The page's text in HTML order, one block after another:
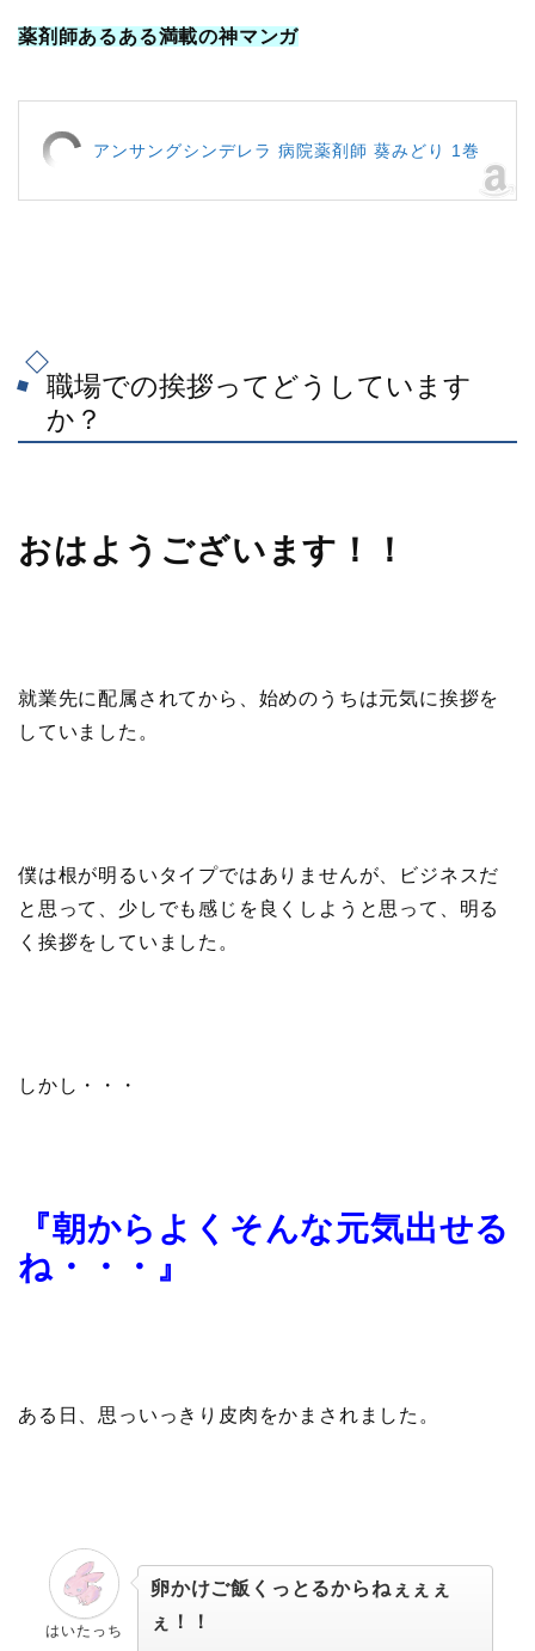
薬剤師あるある満載の神マンガ
アンサングシンデレラ 病院薬剤師 葵みどり 1巻
職場での挨拶ってどうしています
か？
おはようございます！！
就業先に配属されてから、始めのうちは元気に挨拶を
していました。
僕は根が明るいタイプではありませんが、
ビジネスだ
と思って
、少しでも感じを良くしようと思って、明る
く挨拶をしていました。
しかし・・・
『朝からよくそんな元気出せる
ね・・・』
ある日、思っいっきり皮肉をかまされました。
はいたっち
卵かけご飯くっとるからねぇぇぇ
ぇ！！